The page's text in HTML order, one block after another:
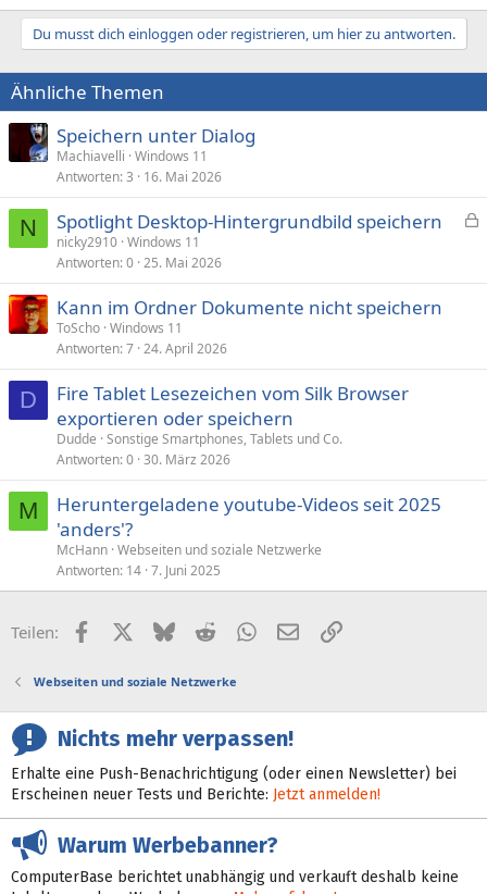
Du musst dich einloggen oder registrieren, um hier zu antworten.
Ähnliche Themen
Speichern unter Dialog
Machiavelli Windows 11
Antworten 3 16. Mai 2026
N
p
Spotlight Desktop-Hintergrundbild speichern
nicky2910 Windows 11
Antworten 0 25. Mai 2026
Kann im Ordner Dokumente nicht speichern
ToScho Windows 11
Antworten 7 24. April 2026
D
Fire Tablet Lesezeichen vom Silk Browser
exportieren oder speichern
Dudde Sonstige Smartphones, Tablets und Co.
Antworten 0 30. März 2026
M
Heruntergeladene youtube-Videos seit 2025
'anders'?
McHann Webseiten und soziale Netzwerke
Antworten 14 7. Juni 2025
Teilen: FacebookX (Twitter)
BlueskyRedditWhatsApp
E-MailLink
Webseiten und soziale Netzwerke
Nichts mehr verpassen!
Erhalte eine Push-Benachrichtigung (oder einen Newsletter) bei
Erscheinen neuer Tests und Berichte: Jetzt anmelden!
Warum Werbebanner?
ComputerBase berichtet unabhängig und verkauft deshalb keine